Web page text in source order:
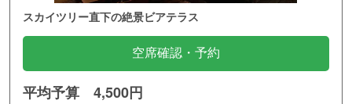
スカイツリー直下の絶景ビアテラス
空席確認・予約
平均予算 4,500円